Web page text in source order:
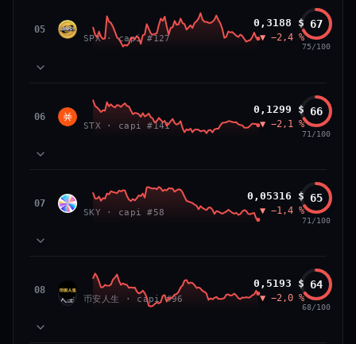
−84,0 % #26
66/100
81
TECHNIQUE 87
VOLUME 71
39
NEWS
momentum 24 h dégradé (−2,7 %) et volume 24 h atone
(0,3 % de sa capitalisation échangés).
CAP. MARCHÉ
VAR. 7 J
−12,5 %
VAR. 30 J
−14,0 %
VS ATH
05 SPX SPX6900
SPX · capi #127
0,3188 $
▼ −2,4 %
67
75/100
83
TECHNIQUE 64
VOLUME 72
52
NEWS
h atone (1,0 % de sa capitalisation échangés).
297 M$
06 STX Stacks
STX · capi #141
0,1299 $
▼ −2,1 %
66
71/100
83
TECHNIQUE 81
VOLUME 54
52
NEWS
07 SKY Sky
SKY · capi #58
0,05316 $
▼ −1,4 %
65
71/100
65
TECHNIQUE 90
VOLUME 72
52
NEWS
08
币安
人生
币安人生 (BinanceLife)
币安人生 · capi #96
0,5193 $
▼ −2,0 %
64
68/100